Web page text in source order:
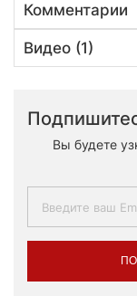
Комментарии
Видео (1)
Вы будете